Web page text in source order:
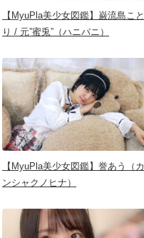
【MyuPla美少女図鑑】巌流島こと
り / 元”蜜兎”（ハニバニ）
【MyuPla美少女図鑑】誉あう（カ
ンシャクノヒナ）